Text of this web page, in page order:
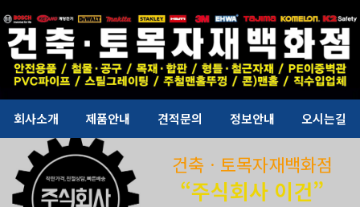
회사소개 제품안내 견적문의 정보안내 오시는길
건축ㆍ토목자재백화점
“주식회사 이건”